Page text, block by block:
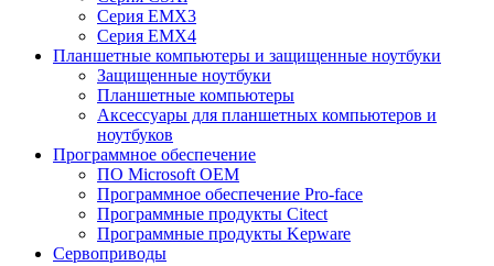
Серия EMX3
Серия EMX4
Планшетные компьютеры и защищенные ноутбуки
Защищенные ноутбуки
Планшетные компьютеры
Аксессуары для планшетных компьютеров и
ноутбуков
Программное обеспечение
ПО Microsoft OEM
Программное обеспечение Pro-face
Программные продукты Citect
Программные продукты Kepware
Сервоприводы